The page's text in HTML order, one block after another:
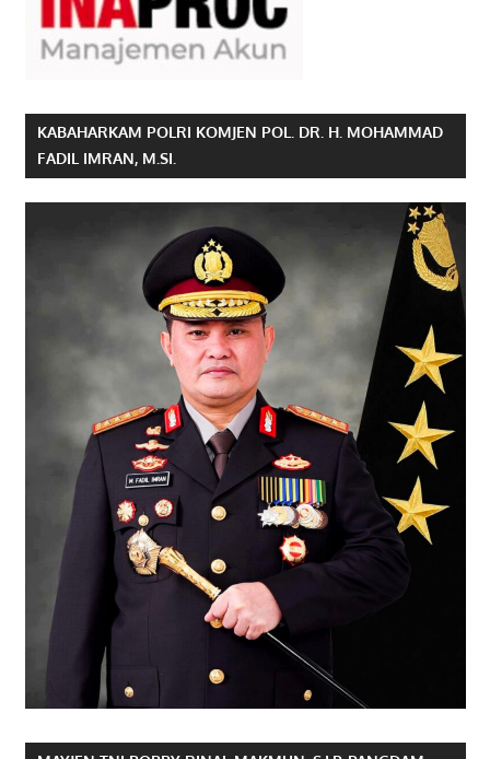
KABAHARKAM POLRI KOMJEN POL. DR. H. MOHAMMAD
FADIL IMRAN, M.SI.